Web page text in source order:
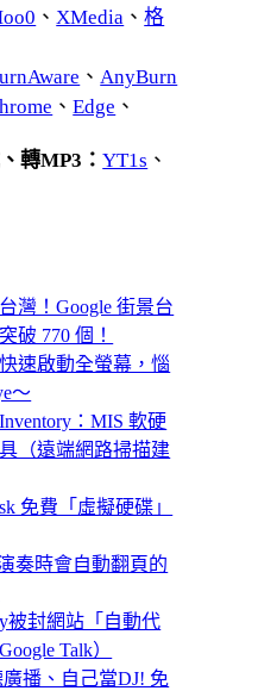
、 XMedia 、格
、 AnyBurn
、Edge 、
轉MP3：YT1s 、
灣！Google 街景台
破 770 個！
速啟動全螢幕，惱
～
：MIS 軟硬
（遠端網路掃描建
免費「虛擬硬碟」
奏時會自動翻頁的
被封網站「自動代
Talk）
播、自己當DJ! 免